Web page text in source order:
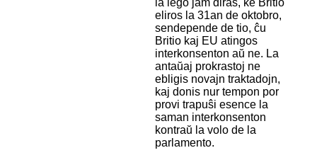
la leĝo jam diras, ke Britio
eliros la 31an de oktobro,
sendepende de tio, ĉu
Britio kaj EU atingos
interkonsenton aŭ ne. La
antaŭaj prokrastoj ne
ebligis novajn traktadojn,
kaj donis nur tempon por
provi trapuŝi esence la
saman interkonsenton
kontraŭ la volo de la
parlamento.